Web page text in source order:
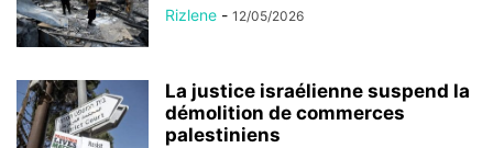
Rizlene - 12/05/2026
La justice israélienne suspend la
démolition de commerces
palestiniens